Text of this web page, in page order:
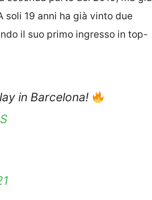
soli 19 anni ha già vinto due
il suo primo ingresso in top-
in Barcelona!